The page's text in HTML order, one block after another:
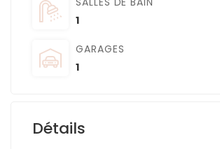
1
GARAGES
1
Détails